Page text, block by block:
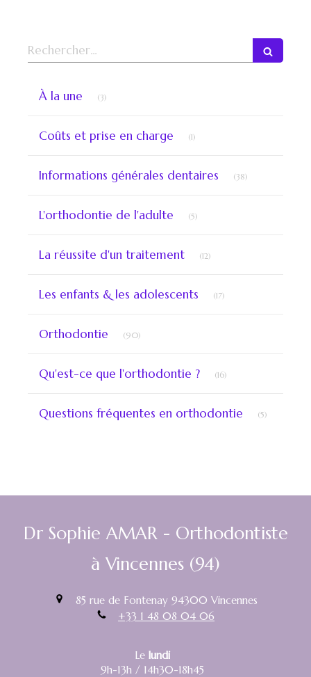
Rechercher
À la une (3)
Coûts et prise en charge (1)
Informations générales dentaires (38)
L'orthodontie de l'adulte (5)
La réussite d'un traitement (12)
Les enfants & les adolescents (17)
Orthodontie (90)
Qu'est-ce que l'orthodontie ? (16)
Questions fréquentes en orthodontie (5)
Dr Sophie AMAR - Orthodontiste
à Vincennes (94)
85 rue de Fontenay 94300 Vincennes
+33 1 48 08 04 06
Le lundi
9h-13h / 14h30-18h45